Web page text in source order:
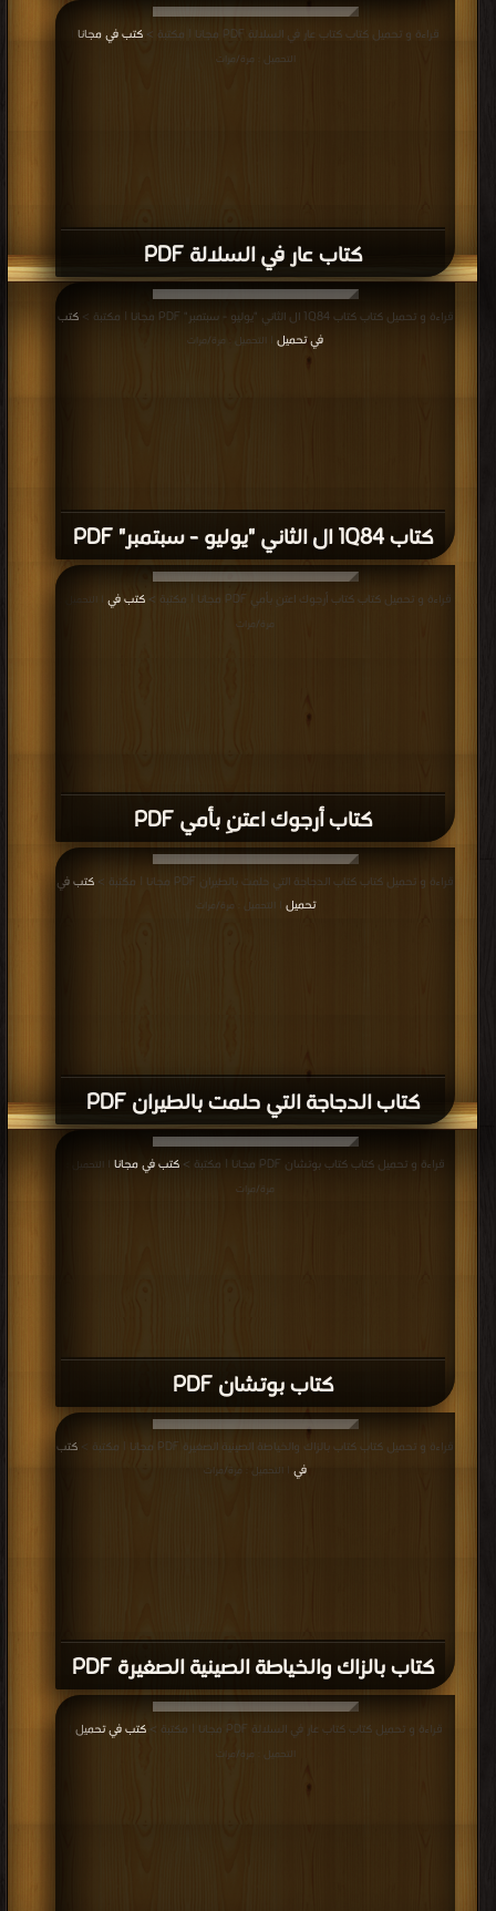
كتاب عار في السلالة PDF
قراءة و تحميل كتاب كتاب عار في السلالة PDF مجانا | مكتبة > كتب في مجانا
التحميل : مرة/مرات
كتاب 1Q84 ال الثاني "يوليو - سبتمبر" PDF
قراءة و تحميل كتاب كتاب 1Q84 ال الثاني "يوليو - سبتمبر" PDF مجانا | مكتبة >
كتب
في تحميل
| التحميل : مرة/مرات
كتاب أرجوك اعتنِ بأمي PDF
قراءة و تحميل كتاب كتاب أرجوك اعتنِ بأمي PDF مجانا | مكتبة > كتب في
| التحميل :
مرة/مرات
كتاب الدجاجة التي حلمت بالطيران PDF
قراءة و تحميل كتاب كتاب الدجاجة التي حلمت بالطيران PDF مجانا | مكتبة >
كتب في
تحميل
| التحميل : مرة/مرات
كتاب بوتشان PDF
قراءة و تحميل كتاب كتاب بوتشان PDF مجانا | مكتبة > كتب في مجانا | التحميل :
مرة/مرات
كتاب بالزاك والخياطة الصينية الصغيرة PDF
قراءة و تحميل كتاب كتاب بالزاك والخياطة الصينية الصغيرة PDF مجانا | مكتبة >
كتب
في
| التحميل : مرة/مرات
قراءة و تحميل كتاب كتاب عار في السلالة PDF مجانا | مكتبة > كتب في تحميل
التحميل : مرة/مرات